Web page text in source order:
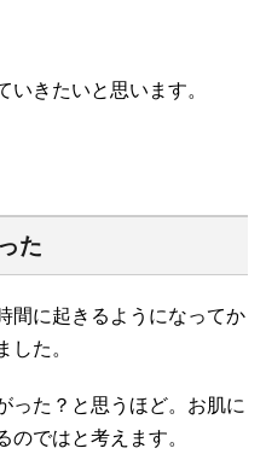
いきたいと思います。
た
間に起きるようになってか
した。
った？と思うほど。お肌に
のではと考えます。